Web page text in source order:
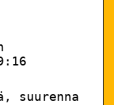
suurenna